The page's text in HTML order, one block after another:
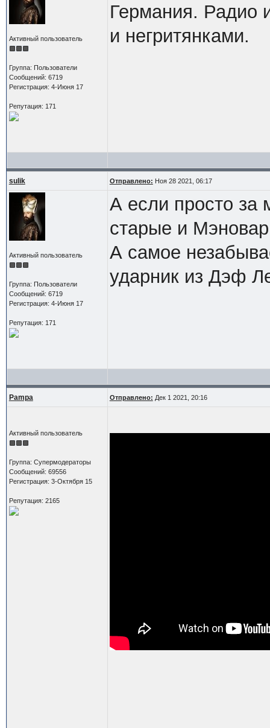
Активный пользователь
Группа: Пользователи
Сообщений: 6719
Регистрация: 4-Июня 17
Репутация: 171
Германия. Радио
и негритянками.
sulik Отправлено: Ноя 28 2021, 06:17
Активный пользователь
Группа: Пользователи
Сообщений: 6719
Регистрация: 4-Июня 17
Репутация: 171
А если просто за
старые и
А самое
ударник из Дэф
Pampa Отправлено: Дек 1 2021, 20:16
Активный пользователь
Группа: Супермодераторы
Сообщений: 69556
Регистрация: 3-Октября 15
Репутация: 2165